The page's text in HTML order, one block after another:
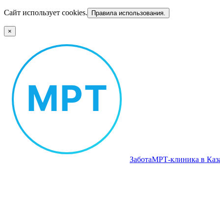
Сайт использует cookies. Правила использования.
×
ЗаботаМРТ‑клиника в